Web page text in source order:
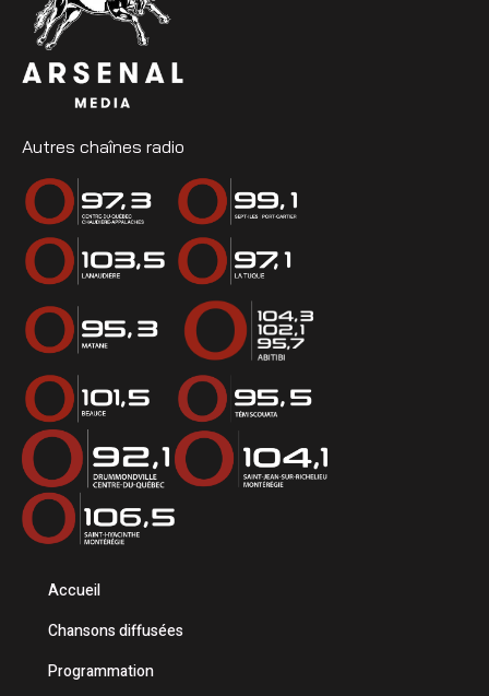
Autres chaînes radio
Accueil
Chansons diffusées
Programmation